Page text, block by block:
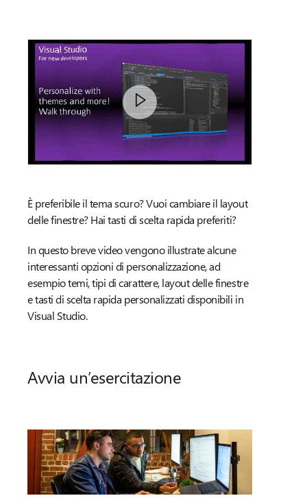
È preferibile il tema scuro? Vuoi cambiare il layout
delle finestre? Hai tasti di scelta rapida preferiti?
In questo breve video vengono illustrate alcune
interessanti opzioni di personalizzazione, ad
esempio temi, tipi di carattere, layout delle finestre
e tasti di scelta rapida personalizzati disponibili in
Visual Studio.
Avvia un’esercitazione